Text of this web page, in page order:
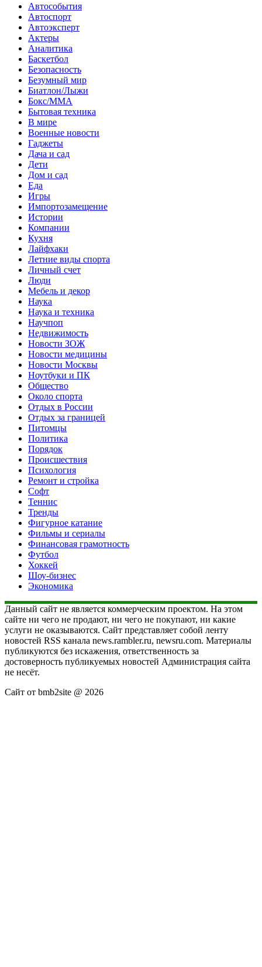
Автособытия
Автоспорт
Автоэксперт
Актеры
Аналитика
Баскетбол
Безопасность
Безумный мир
Биатлон/Лыжи
Бокс/MMA
Бытовая техника
В мире
Военные новости
Гаджеты
Дача и сад
Дети
Дом и сад
Еда
Игры
Импортозамещение
Истории
Компании
Кухня
Лайфхаки
Летние виды спорта
Личный счет
Люди
Мебель и декор
Наука
Наука и техника
Научпоп
Недвижимость
Новости ЗОЖ
Новости медицины
Новости Москвы
Ноутбуки и ПК
Общество
Около спорта
Отдых в России
Отдых за границей
Питомцы
Политика
Порядок
Происшествия
Психология
Ремонт и стройка
Софт
Теннис
Тренды
Фигурное катание
Фильмы и сериалы
Финансовая грамотность
Футбол
Хоккей
Шоу-бизнес
Экономика
Данный сайт не является коммерческим проектом. На этом
сайте ни чего не продают, ни чего не покупают, ни какие
услуги не оказываются. Сайт представляет собой ленту
новостей RSS канала news.rambler.ru, newsru.com. Материалы
публикуются без искажения, ответственность за
достоверность публикуемых новостей Администрация сайта
не несёт.
Сайт от bmb2site @ 2026